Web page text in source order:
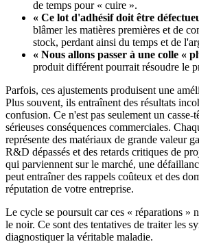
de temps pour « cuire ».
« Ce lot d'adhésif doit être
blâmer les matières premières et de
stock, perdant ainsi du temps et de
« Nous allons passer à une colle «
produit différent pourrait résoudre le
Parfois, ces ajustements produisent une
Plus souvent, ils entraînent des résultats
confusion. Ce n'est pas seulement un casse-
sérieuses conséquences commerciales.
représente des matériaux de grande valeur
R&D dépassés et des retards critiques de
qui parviennent sur le marché, une
peut entraîner des rappels coûteux et des
réputation de votre entreprise.
Le cycle se poursuit car ces « réparations »
le noir. Ce sont des tentatives de traiter les
diagnostiquer la véritable maladie.